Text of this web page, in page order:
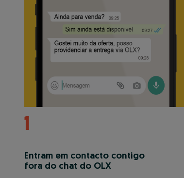
1
Entram em contacto contigo
fora do chat do OLX